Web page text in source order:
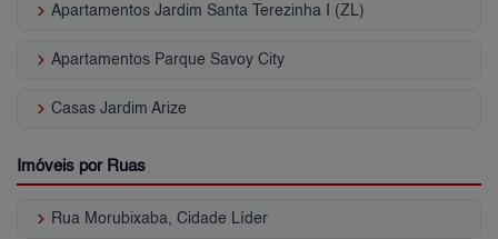
keyboard_arrow_right Apartamentos Jardim Santa Terezinha I (ZL)
keyboard_arrow_right Apartamentos Parque Savoy City
keyboard_arrow_right Casas Jardim Arize
Imóveis por Ruas
keyboard_arrow_right Rua Morubixaba, Cidade Líder